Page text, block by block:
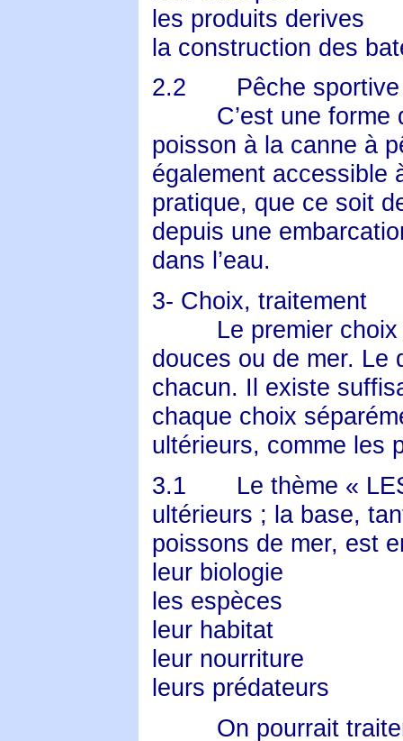
les produits derives
la construction des
2.2
Pêche sportive
C’est une
poisson à la canne à
également accessible
pratique, que ce soit
depuis une
dans l’eau.
3- Choix, traitement
Le premier
douces ou de mer. Le
chacun. Il existe
chaque choix
ultérieurs, comme les
3.1
Le thème «
ultérieurs ; la base,
poissons de mer, est
leur biologie
les espèces
leur habitat
leur nourriture
leurs prédateurs
On pourrait